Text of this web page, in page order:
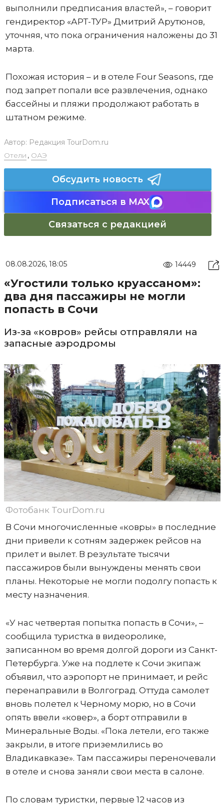
выполнили предписания властей», – говорит
гендиректор «АРТ-ТУР» Дмитрий Арутюнов,
уточняя, что пока ограничения наложены до 31
марта.
Похожая история – и в отеле Four Seasons, где
под запрет попали все развлечения, однако
бассейны и пляжи продолжают работать в
штатном режиме.
Автор: Редакция TourDom.ru
Отели , ОАЭ
Обсудить новость
Подписаться в MAX
Связаться с редакцией
08.08.2026, 18:05 14449
«Угостили только круассаном»:
два дня пассажиры не могли
попасть в Сочи
Из-за «ковров» рейсы отправляли на
запасные аэродромы
Фотобанк TourDom.ru
В Сочи многочисленные «ковры» в последние
дни привели к сотням задержек рейсов на
прилет и вылет. В результате тысячи
пассажиров были вынуждены менять свои
планы. Некоторые не могли подолгу попасть к
месту назначения.
«У нас четвертая попытка попасть в Сочи», –
сообщила туристка в видеоролике,
записанном во время долгой дороги из Санкт-
Петербурга. Уже на подлете к Сочи экипаж
объявил, что аэропорт не принимает, и рейс
перенаправили в Волгоград. Оттуда самолет
вновь полетел к Черному морю, но в Сочи
опять ввели «ковер», а борт отправили в
Минеральные Воды. «Пока летели, его также
закрыли, в итоге приземлились во
Владикавказе». Там пассажиры переночевали
в отеле и снова заняли свои места в салоне.
По словам туристки, первые 12 часов из